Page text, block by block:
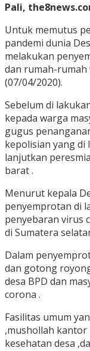
Pali,
Untuk memutus
pandemi dunia
melakukan
dan rumah-rumah
(07/04/2020).
Sebelum di
kepada warga
gugus
kepolisian yang di
lanjutkan
barat .
Menurut kepala
penyemprotan di
penyebaran virus
di Sumatera
Dalam
dan gotong
desa BPD dan
corona .
Fasilitas umum
,mushollah kantor
kesehatan desa